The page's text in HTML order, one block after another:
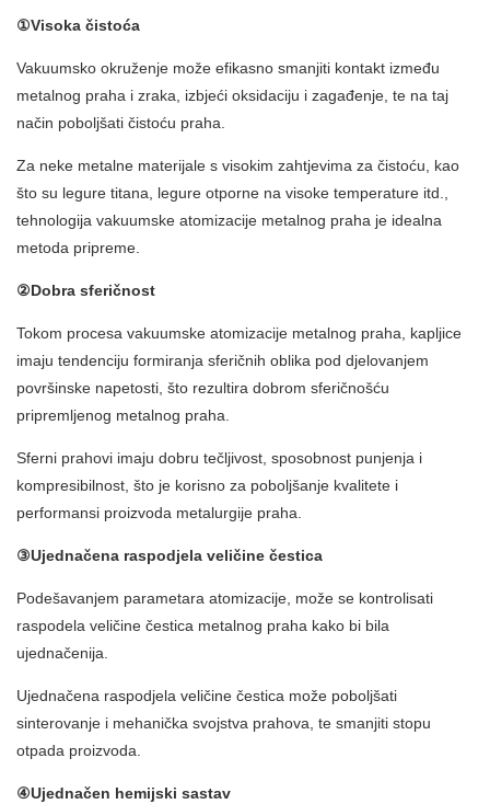
①Visoka čistoća
Vakuumsko okruženje može efikasno smanjiti kontakt između
metalnog praha i zraka, izbjeći oksidaciju i zagađenje, te na taj
način poboljšati čistoću praha.
Za neke metalne materijale s visokim zahtjevima za čistoću, kao
što su legure titana, legure otporne na visoke temperature itd.,
tehnologija vakuumske atomizacije metalnog praha je idealna
metoda pripreme.
②Dobra sferičnost
Tokom procesa vakuumske atomizacije metalnog praha, kapljice
imaju tendenciju formiranja sferičnih oblika pod djelovanjem
površinske napetosti, što rezultira dobrom sferičnošću
pripremljenog metalnog praha.
Sferni prahovi imaju dobru tečljivost, sposobnost punjenja i
kompresibilnost, što je korisno za poboljšanje kvalitete i
performansi proizvoda metalurgije praha.
③Ujednačena raspodjela veličine čestica
Podešavanjem parametara atomizacije, može se kontrolisati
raspodela veličine čestica metalnog praha kako bi bila
ujednačenija.
Ujednačena raspodjela veličine čestica može poboljšati
sinterovanje i mehanička svojstva prahova, te smanjiti stopu
otpada proizvoda.
④Ujednačen hemijski sastav